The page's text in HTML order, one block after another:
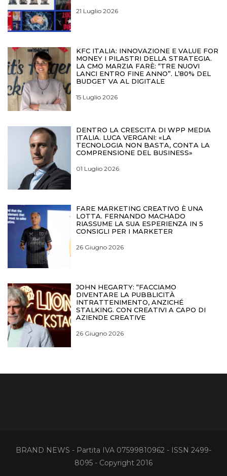
21 Luglio 2026
KFC ITALIA: INNOVAZIONE E VALUE FOR
MONEY I PILASTRI DELLA STRATEGIA.
LA CMO MARZIA FARÈ: “TRE NUOVI
LANCI ENTRO FINE ANNO”. L’80% DEL
BUDGET VA AL DIGITALE
15 Luglio 2026
DENTRO LA CRESCITA DI WPP MEDIA
ITALIA. LUCA VERGANI: «LA
TECNOLOGIA NON BASTA, CONTA LA
COMPRENSIONE DEL BUSINESS»
01 Luglio 2026
FARE MARKETING CREATIVO È UNA
LOTTA. FERNANDO MACHADO
RIASSUME LA SUA ESPERIENZA IN 5
CONSIGLI PER I MARKETER
26 Giugno 2026
JOHN HEGARTY: “FACCIAMO
DIVENTARE LA PUBBLICITÀ
INTRATTENIMENTO, ANZICHÉ
STALKING. CON CREATIVI A CAPO DI
AZIENDE CREATIVE
26 Giugno 2026
BRAND NEWS - Partita IVA 07599810962 - ISSN 2499-
8095 - Copyright 2016